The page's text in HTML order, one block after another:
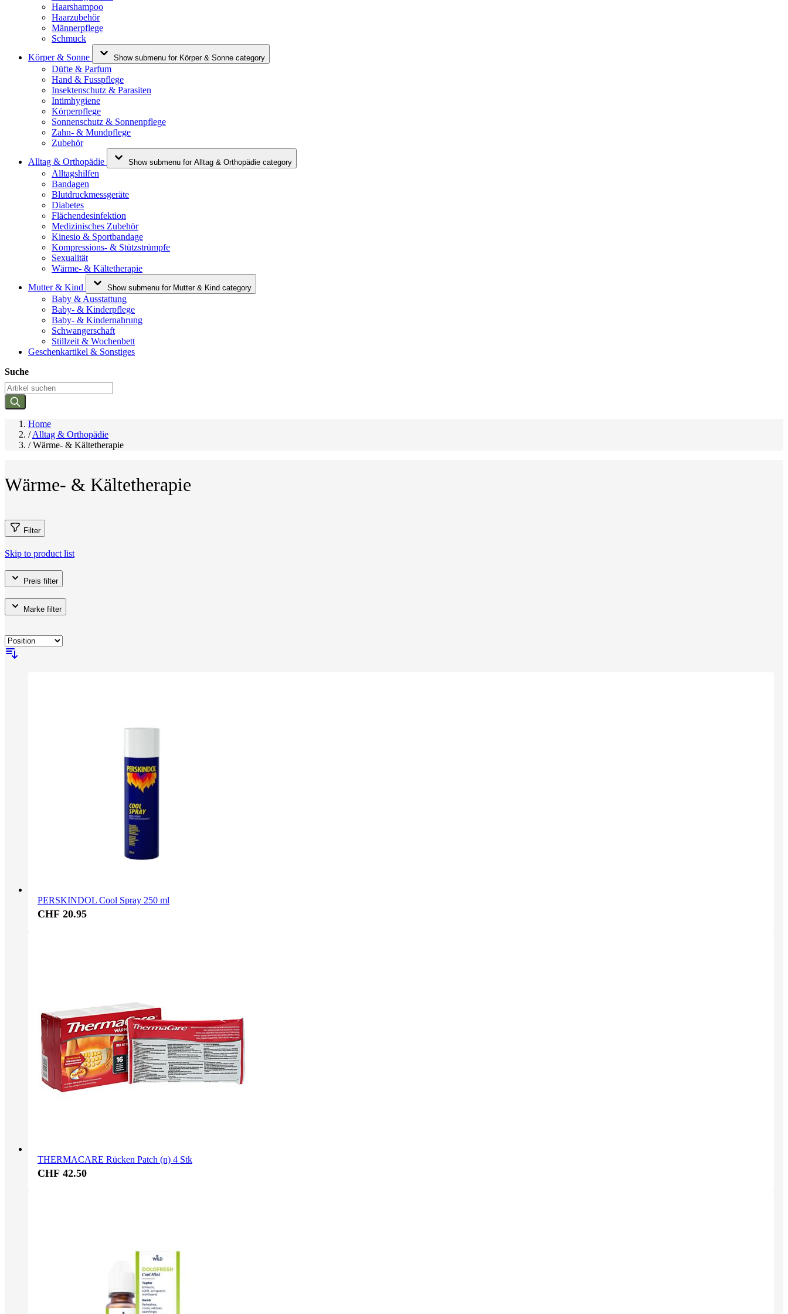
Haarshampoo
Haarzubehör
Männerpflege
Schmuck
Körper & Sonne
Show submenu for Körper & Sonne category
Düfte & Parfum
Hand & Fusspflege
Insektenschutz & Parasiten
Intimhygiene
Körperpflege
Sonnenschutz & Sonnenpflege
Zahn- & Mundpflege
Zubehör
Alltag & Orthopädie
Show submenu for Alltag & Orthopädie category
Alltagshilfen
Bandagen
Blutdruckmessgeräte
Diabetes
Flächendesinfektion
Medizinisches Zubehör
Kinesio & Sportbandage
Kompressions- & Stützstrümpfe
Sexualität
Wärme- & Kältetherapie
Mutter & Kind
Show submenu for Mutter & Kind category
Baby & Ausstattung
Baby- & Kinderpflege
Baby- & Kindernahrung
Schwangerschaft
Stillzeit & Wochenbett
Geschenkartikel & Sonstiges
Suche
Home
/ Alltag & Orthopädie
/ Wärme- & Kältetherapie
Wärme- & Kältetherapie
Filter
Skip to product list
Preis filter
Marke filter
PERSKINDOL Cool Spray 250 ml
CHF 20.95
THERMACARE Rücken Patch (n) 4 Stk
CHF 42.50